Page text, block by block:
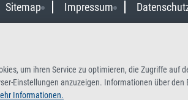
Sitemap Impressum
um ihren Service zu optimieren, die Zugriffe auf
Einstellungen anzuzeigen. Informationen über den
Informationen.